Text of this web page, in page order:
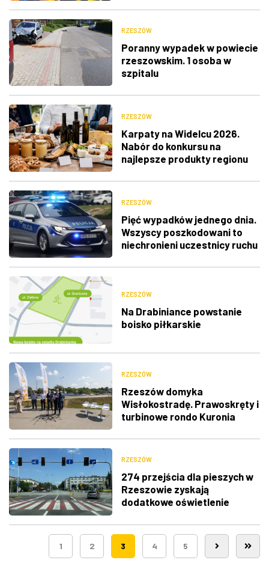
RZESZÓW
Poranny wypadek w powiecie
rzeszowskim. 1 osoba w
szpitalu
RZESZÓW
Karpaty na Widelcu 2026.
Nabór do konkursu na
najlepsze produkty regionu
RZESZÓW
Pięć wypadków jednego dnia.
Wszyscy poszkodowani to
niechronieni uczestnicy ruchu
RZESZÓW
Na Drabiniance powstanie
boisko piłkarskie
RZESZÓW
Rzeszów domyka
Wisłokostradę. Prawoskręty i
turbinowe rondo Kuronia
RZESZÓW
274 przejścia dla pieszych w
Rzeszowie zyskają
dodatkowe oświetlenie
1 2 3 4 5